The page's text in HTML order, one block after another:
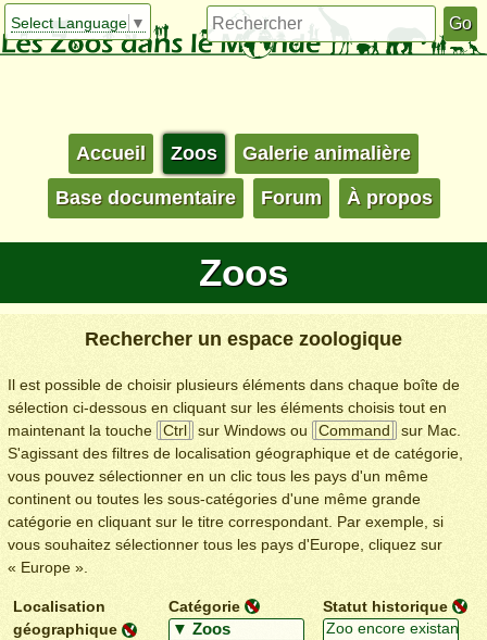
Select Language ▼
Accueil Zoos Galerie animalière
Base documentaire Forum À propos
Zoos
Rechercher un espace zoologique
Il est possible de choisir plusieurs éléments dans chaque boîte de
sélection ci-dessous en cliquant sur les éléments choisis tout en
maintenant la touche
Ctrl sur Windows ou Command
sur Mac.
S'agissant des filtres de localisation géographique et de catégorie,
vous pouvez sélectionner en un clic tous les pays d'un même
continent ou toutes les sous-catégories d'une même grande
catégorie en cliquant sur le titre correspondant. Par exemple, si
vous souhaitez sélectionner tous les pays d'Europe, cliquez sur
« Europe ».
Localisation
géographique
Catégorie Statut historique